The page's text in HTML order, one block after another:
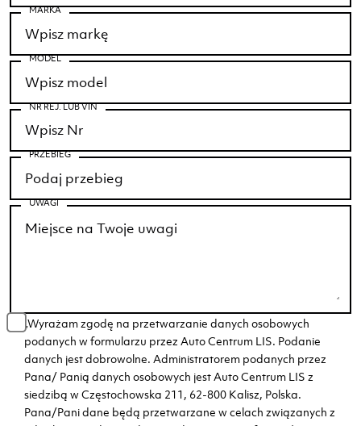
MARKA
MODEL
NR REJ. LUB VIN
PRZEBIEG
UWAGI
„Wyrażam zgodę na przetwarzanie danych osobowych
podanych w formularzu przez Auto Centrum LIS. Podanie
danych jest dobrowolne. Administratorem podanych przez
Pana/ Panią danych osobowych jest Auto Centrum LIS z
siedzibą w Częstochowska 211, 62-800 Kalisz, Polska.
Pana/Pani dane będą przetwarzane w celach związanych z